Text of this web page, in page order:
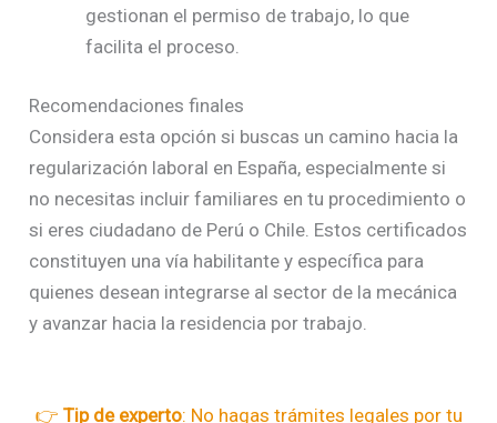
gestionan el permiso de trabajo, lo que
facilita el proceso.
Recomendaciones finales
Considera esta opción si buscas un camino hacia la
regularización laboral en España, especialmente si
no necesitas incluir familiares en tu procedimiento o
si eres ciudadano de Perú o Chile. Estos certificados
constituyen una vía habilitante y específica para
quienes desean integrarse al sector de la mecánica
y avanzar hacia la residencia por trabajo.
👉 Tip de experto: No hagas trámites legales por tu